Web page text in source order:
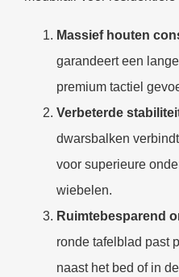
Massief houten
garandeert een
premium tactiel
Verbeterde
dwarsbalken
voor superieure
wiebelen.
Ruimtebesparend
ronde tafelblad past
naast het bed of in